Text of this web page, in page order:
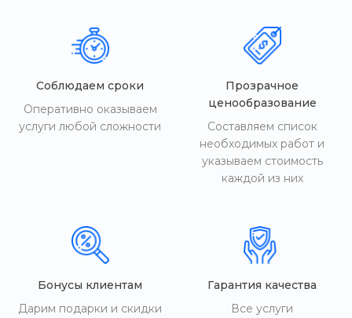
Соблюдаем сроки
Оперативно оказываем
услуги любой сложности
Прозрачное
ценообразование
Составляем список
необходимых работ и
указываем стоимость
каждой из них
Бонусы клиентам
Дарим подарки и скидки
Гарантия качества
Все услуги